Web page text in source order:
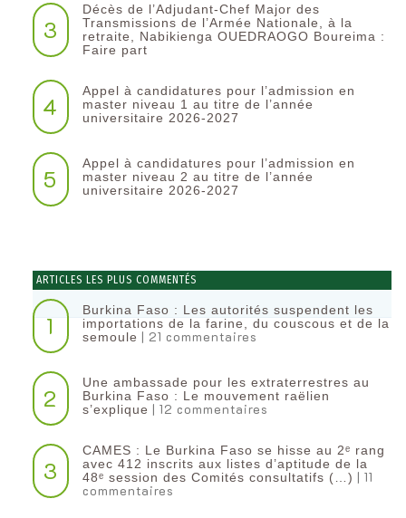
3
Décès de l’Adjudant-Chef Major des
Transmissions de l’Armée Nationale, à la
retraite, Nabikienga OUEDRAOGO Boureima :
Faire part
4
Appel à candidatures pour l’admission en
master niveau 1 au titre de l’année
universitaire 2026-2027
5
Appel à candidatures pour l’admission en
master niveau 2 au titre de l’année
universitaire 2026-2027
ARTICLES LES PLUS COMMENTÉS
1
Burkina Faso : Les autorités suspendent les
importations de la farine, du couscous et de la
semoule | 21 commentaires
2
Une ambassade pour les extraterrestres au
Burkina Faso : Le mouvement raëlien
s’explique | 12 commentaires
3
CAMES : Le Burkina Faso se hisse au 2ᵉ rang
avec 412 inscrits aux listes d’aptitude de la
48ᵉ session des Comités consultatifs (…) | 11
commentaires